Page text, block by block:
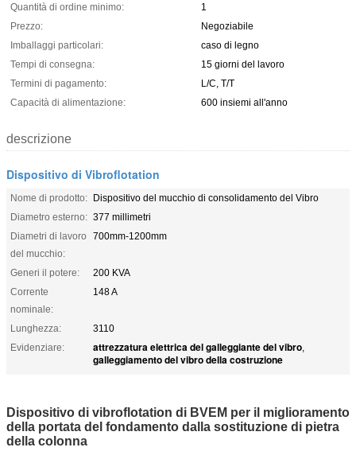
Quantità di ordine minimo:
1
Prezzo:
Negoziabile
Imballaggi particolari:
caso di legno
Tempi di consegna:
15 giorni del lavoro
Termini di pagamento:
L/C, T/T
Capacità di alimentazione:
600 insiemi all'anno
descrizione
Dispositivo di Vibroflotation
Nome di prodotto: Dispositivo del mucchio di consolidamento del Vibro
Diametro esterno: 377 millimetri
Diametri di lavoro
del mucchio:
700mm-1200mm
Generi il potere:
200 KVA
Corrente
nominale:
148 A
Lunghezza:
3110
Evidenziare:
attrezzatura elettrica del galleggiante del vibro,
galleggiamento del vibro della costruzione
Dispositivo di vibroflotation di BVEM per il miglioramento
della portata del fondamento dalla sostituzione di pietra
della colonna